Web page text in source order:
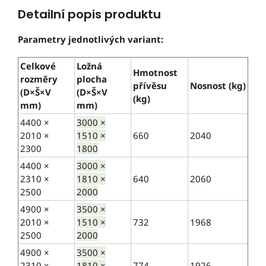
Detailní popis produktu
Parametry jednotlivých variant:
Celkové
rozměry
(D×Š×V
mm)
Ložná
plocha
(D×Š×V
mm)
Hmotnost
přívěsu
(kg)
Nosnost (kg)
4400 ×
2010 ×
2300
3000 ×
1510 ×
1800
660 2040
4400 ×
2310 ×
2500
3000 ×
1810 ×
2000
640 2060
4900 ×
2010 ×
2500
3500 ×
1510 ×
2000
732 1968
4900 ×
3500 ×